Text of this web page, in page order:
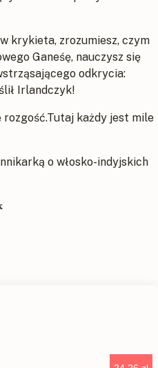
krykieta, zrozumiesz, czym
Ganeśę, nauczysz się
odkrycia:
Irlandczyk!
każdy jest mile
o włosko-indyjskich